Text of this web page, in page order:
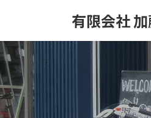
ン
ツ
へ
ス
キ
ー
シ
ョ
ン
に
有限会社